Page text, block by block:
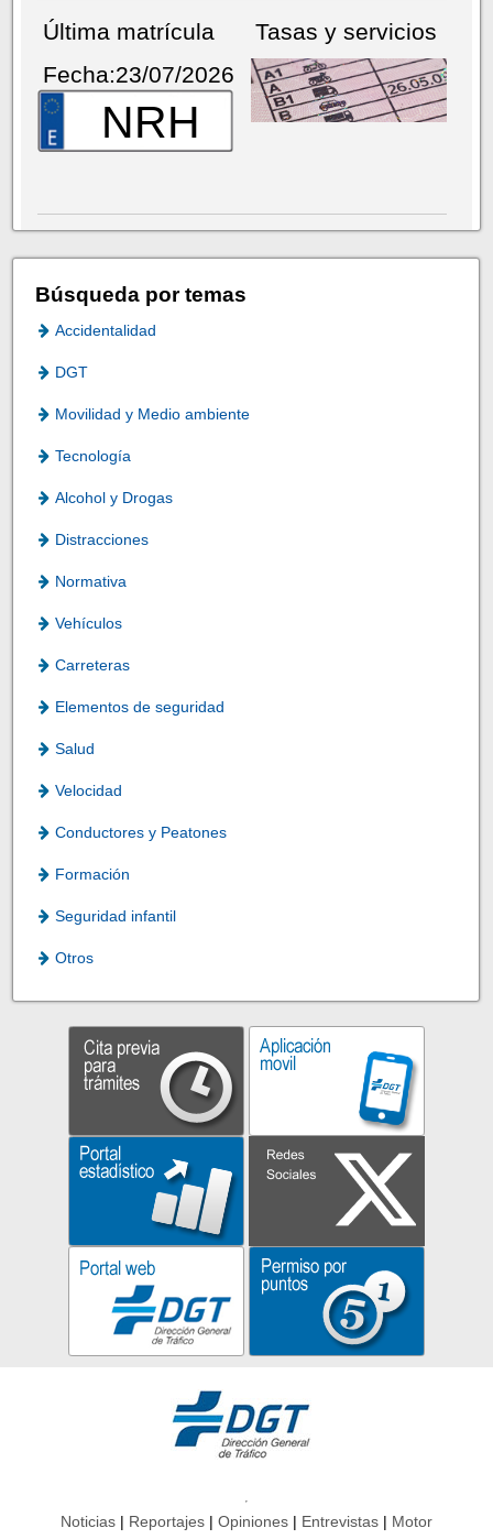
Última matrícula
Fecha:23/07/2026
NRH
Tasas y servicios
Búsqueda por temas
Accidentalidad
DGT
Movilidad y Medio ambiente
Tecnología
Alcohol y Drogas
Distracciones
Normativa
Vehículos
Carreteras
Elementos de seguridad
Salud
Velocidad
Conductores y Peatones
Formación
Seguridad infantil
Otros
Noticias Reportajes Opiniones Entrevistas Motor